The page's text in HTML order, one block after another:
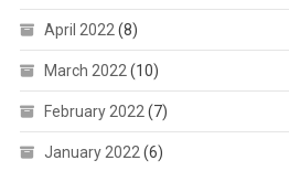
April 2022 (8)
March 2022 (10)
February 2022 (7)
January 2022 (6)